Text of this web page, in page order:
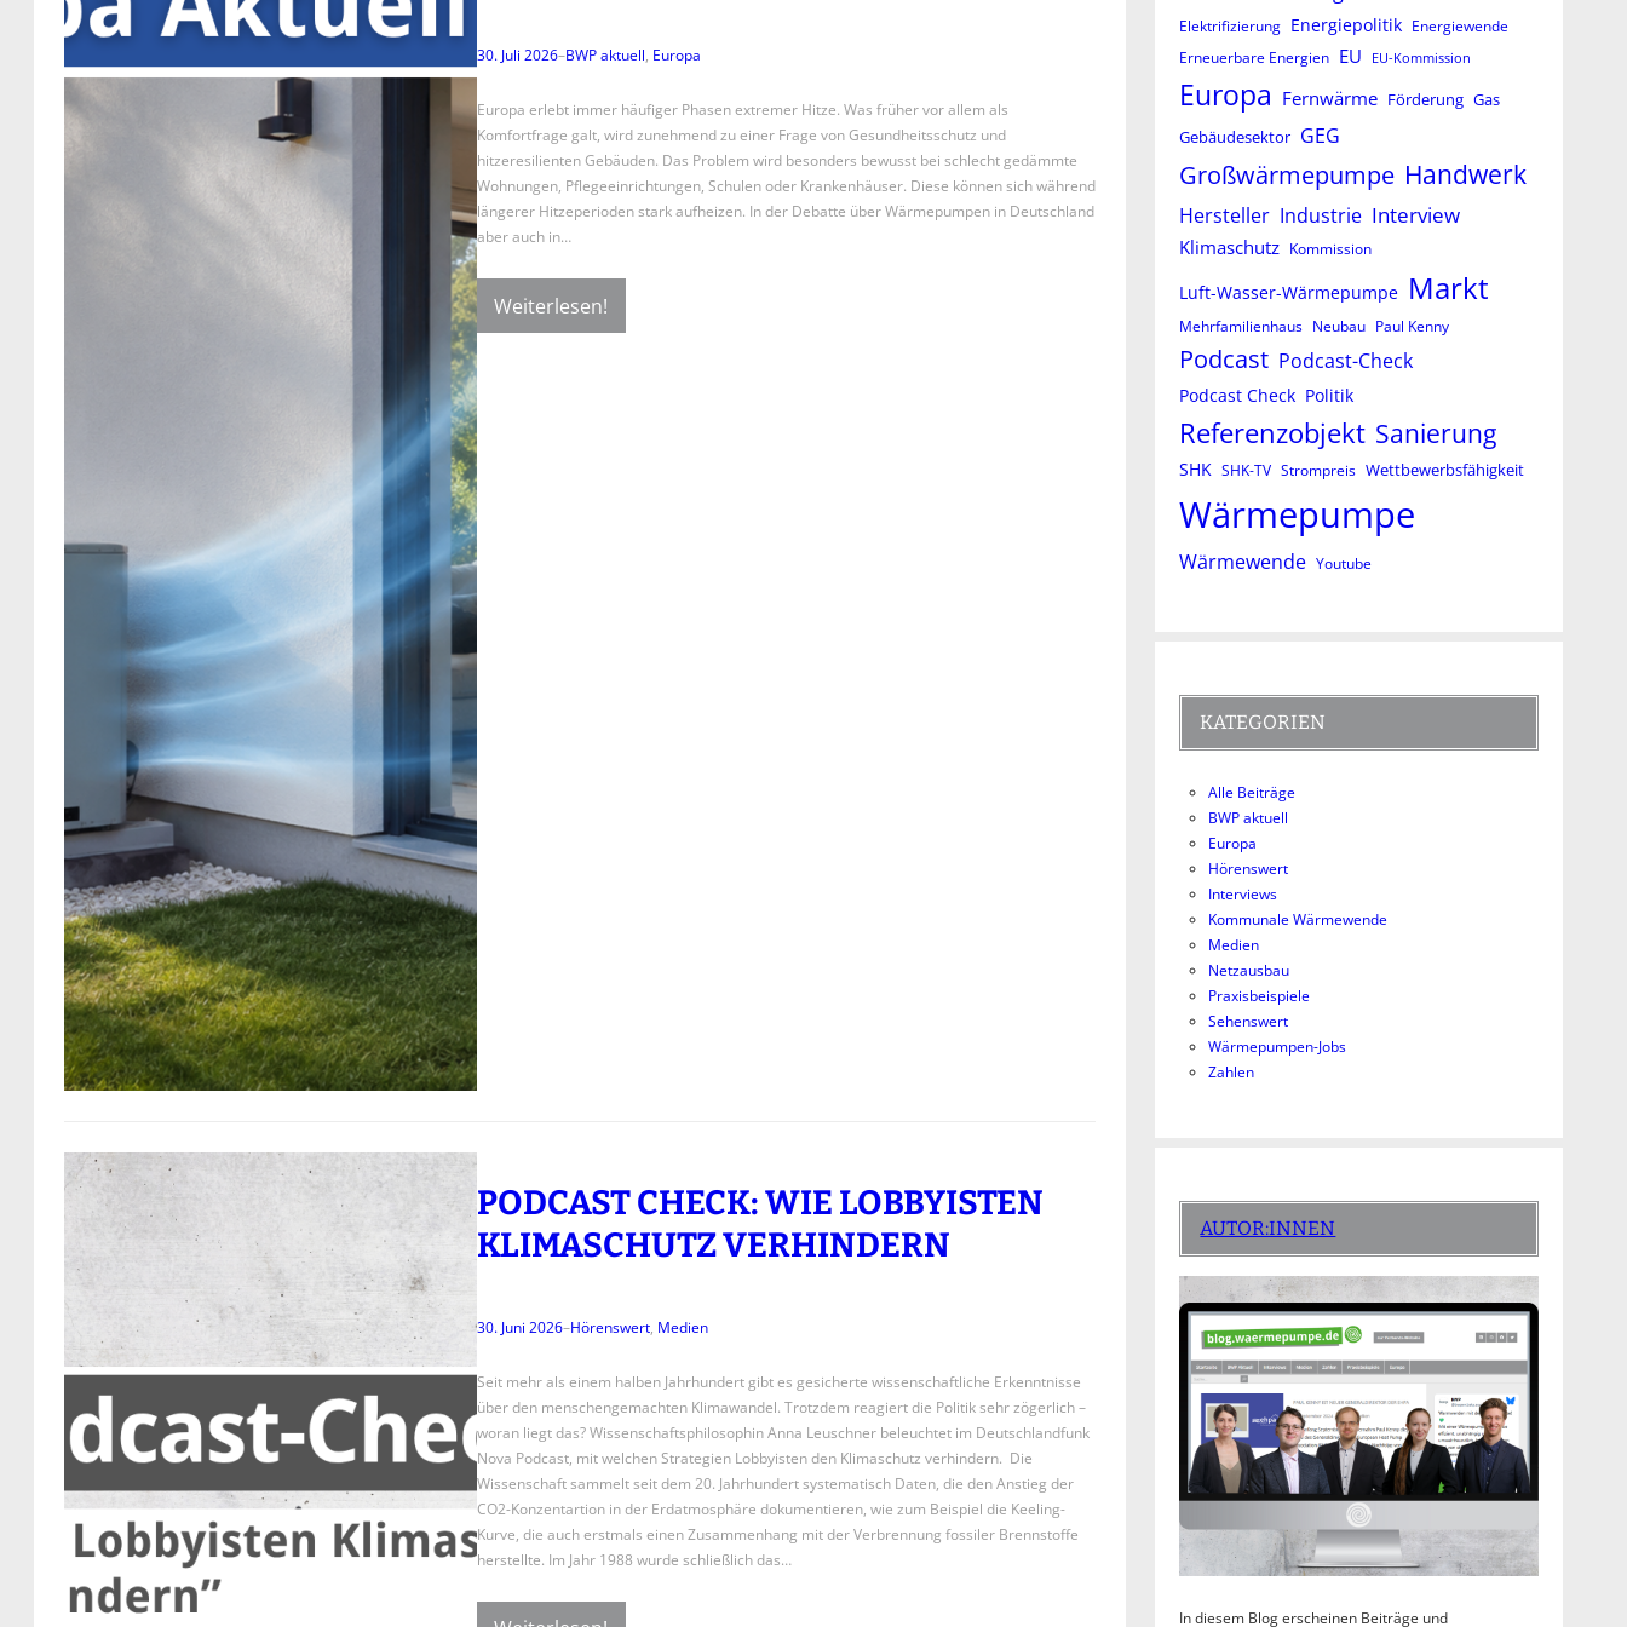
30. Juli 2026–BWP aktuell, Europa
Europa erlebt immer häufiger Phasen extremer Hitze. Was früher vor allem als
Komfortfrage galt, wird zunehmend zu einer Frage von Gesundheitsschutz und
hitzeresilienten Gebäuden. Das Problem wird besonders bewusst bei schlecht gedämmte
Wohnungen, Pflegeeinrichtungen, Schulen oder Krankenhäuser. Diese können sich während
längerer Hitzeperioden stark aufheizen. In der Debatte über Wärmepumpen in Deutschland
aber auch in…
Weiterlesen!
PODCAST CHECK: WIE LOBBYISTEN
KLIMASCHUTZ VERHINDERN
30. Juni 2026–Hörenswert, Medien
Seit mehr als einem halben Jahrhundert gibt es gesicherte wissenschaftliche Erkenntnisse
über den menschengemachten Klimawandel. Trotzdem reagiert die Politik sehr zögerlich –
woran liegt das? Wissenschaftsphilosophin Anna Leuschner beleuchtet im Deutschlandfunk
Nova Podcast, mit welchen Strategien Lobbyisten den Klimaschutz verhindern. Die
Wissenschaft sammelt seit dem 20. Jahrhundert systematisch Daten, die den Anstieg der
CO2-Konzentartion in der Erdatmosphäre dokumentieren, wie zum Beispiel die Keeling-
Kurve, die auch erstmals einen Zusammenhang mit der Verbrennung fossiler Brennstoffe
herstellte. Im Jahr 1988 wurde schließlich das…
Elektrifizierung Energiepolitik Energiewende
Erneuerbare Energien EU EU-Kommission
Europa Fernwärme Förderung Gas
Gebäudesektor GEG
Großwärmepumpe Handwerk
Hersteller Industrie Interview
Klimaschutz Kommission
Luft-Wasser-Wärmepumpe Markt
Mehrfamilienhaus Neubau Paul Kenny
Podcast Podcast-Check
Podcast Check Politik
Referenzobjekt Sanierung
SHK SHK-TV Strompreis Wettbewerbsfähigkeit
Wärmepumpe
Wärmewende Youtube
KATEGORIEN
Alle Beiträge
BWP aktuell
Europa
Hörenswert
Interviews
Kommunale Wärmewende
Medien
Netzausbau
Praxisbeispiele
Sehenswert
Wärmepumpen-Jobs
Zahlen
AUTOR:INNEN
In diesem Blog erscheinen Beiträge und